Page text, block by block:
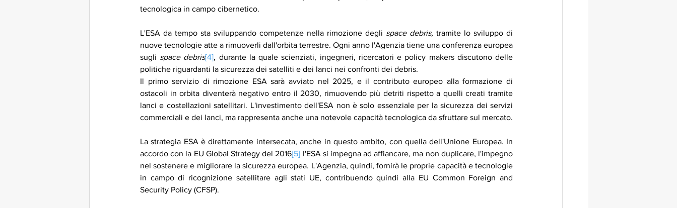
tecnologica in campo cibernetico.
L'ESA da tempo sta sviluppando competenze nella rimozione degli space debris, tramite lo sviluppo di
nuove tecnologie atte a rimuoverli dall'orbita terrestre. Ogni anno l'Agenzia tiene una conferenza europea
sugli space debris[4], durante la quale scienziati, ingegneri, ricercatori e policy makers discutono delle
politiche riguardanti la sicurezza dei satelliti e dei lanci nei confronti dei debris.
Il primo servizio di rimozione ESA sarà avviato nel 2025, e il contributo europeo alla formazione di
ostacoli in orbita diventerà negativo entro il 2030, rimuovendo più detriti rispetto a quelli creati tramite
lanci e costellazioni satellitari. L'investimento dell'ESA non è solo essenziale per la sicurezza dei servizi
commerciali e dei lanci, ma rappresenta anche una notevole capacità tecnologica da sfruttare sul mercato.
La strategia ESA è direttamente intersecata, anche in questo ambito, con quella dell'Unione Europea. In
accordo con la EU Global Strategy del 2016[5] l'ESA si impegna ad affiancare, ma non duplicare, l'impegno
nel sostenere e migliorare la sicurezza europea. L'Agenzia, quindi, fornirà le proprie capacità e tecnologie
in campo di ricognizione satellitare agli stati UE, contribuendo quindi alla EU Common Foreign and
Security Policy (CFSP).